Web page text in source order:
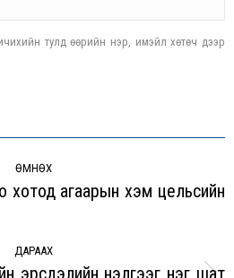
тулд өөрийн нэр, имэйл хөтөч дээр
ӨМНӨХ
Previous
хотод агаарын хэм цельсийн
ДАРААХ
эрсдэлийн үнэлгээг нэг шат